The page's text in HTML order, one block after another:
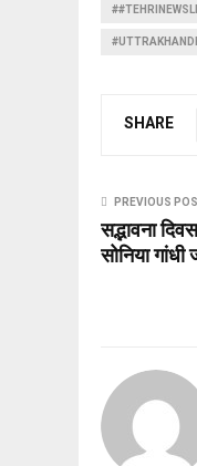
SHARE
PREVIOUS
सद्भावना
सोनिया